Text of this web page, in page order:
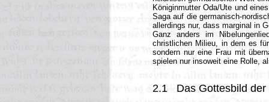
Königinmutter Oda/Ute und
Saga auf die germanisch-
allerdings nur, dass marginal in
Ganz anders im
christlichen Milieu, in dem es
sondern nur eine Frau mit
spielen nur insoweit eine Rolle,
2.1 Das Gottesbild